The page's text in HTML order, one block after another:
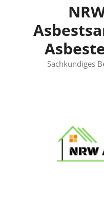
Sachkundiges